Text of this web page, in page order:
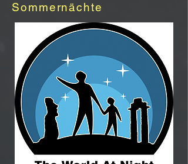
Sommernächte